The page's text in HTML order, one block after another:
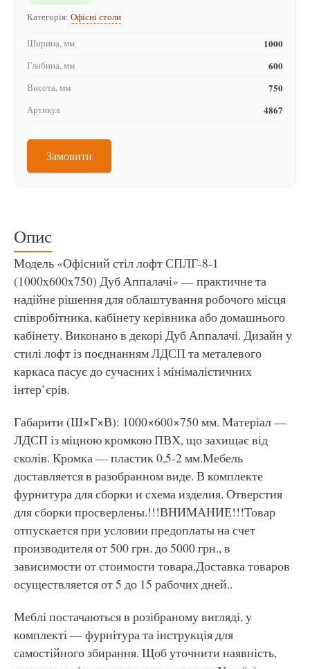
Категорія: Офісні столи
Ширина, мм 1000
Глибина, мм 600
Висота, мм 750
Артикул 4867
Замовити
Опис
Модель «Офісний стіл лофт СПЛГ-8-1
(1000x600x750) Дуб Аппалачі» — практичне та
надійне рішення для облаштування робочого місця
співробітника, кабінету керівника або домашнього
кабінету. Виконано в декорі Дуб Аппалачі. Дизайн у
стилі лофт із поєднанням ЛДСП та металевого
каркаса пасує до сучасних і мінімалістичних
інтер’єрів.
Габарити (Ш×Г×В): 1000×600×750 мм. Матеріал —
ЛДСП із міцною кромкою ПВХ, що захищає від
сколів. Кромка — пластик 0,5-2 мм.Мебель
доставляется в разобранном виде. В комплекте
фурнитура для сборки и схема изделия. Отверстия
для сборки просверлены.!!!ВНИМАНИЕ!!!Товар
отпускается при условии предоплаты на счет
производителя от 500 грн. до 5000 грн., в
зависимости от стоимости товара.Доставка товаров
осуществляется от 5 до 15 рабочих дней..
Меблі постачаються в розібраному вигляді, у
комплекті — фурнітура та інструкція для
самостійного збирання. Щоб уточнити наявність,